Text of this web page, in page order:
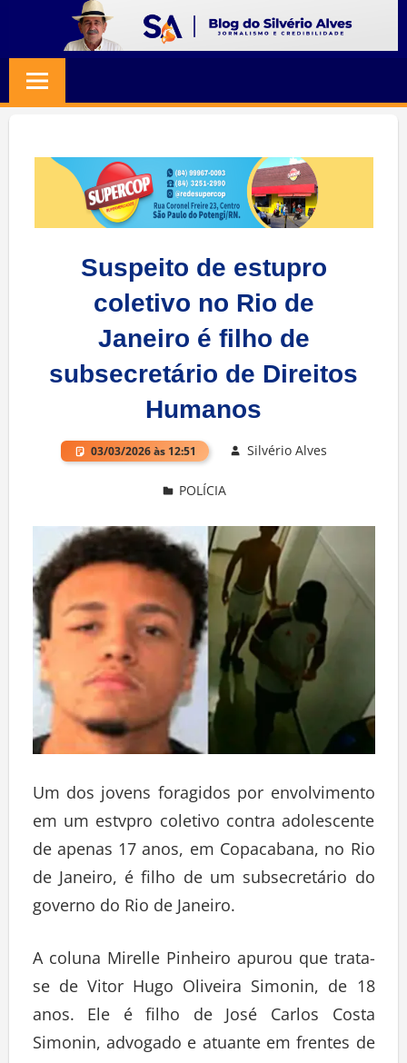
content
SILVERIO
ALVES
Jornalismo
Credibilidade
Suspeito de estupro
coletivo no Rio de
Janeiro é filho de
subsecretário de Direitos
Humanos
03/03/2026 às 12:51 Silvério Alves
POLÍCIA
Um dos jovens foragidos por envolvimento
em um estvpro coletivo contra adolescente
de apenas 17 anos, em Copacabana, no Rio
de Janeiro, é filho de um subsecretário do
governo do Rio de Janeiro.
A coluna Mirelle Pinheiro apurou que trata-
se de Vitor Hugo Oliveira Simonin, de 18
anos. Ele é filho de José Carlos Costa
Simonin, advogado e atuante em frentes de